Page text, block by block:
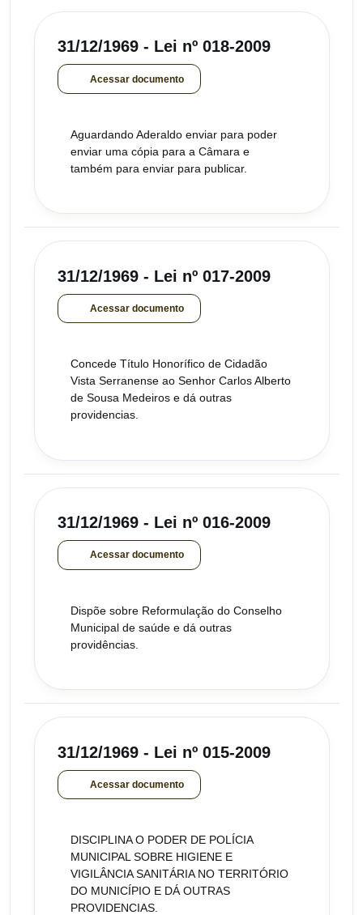
31/12/1969 - Lei nº 018-2009
Acessar documento
Aguardando Aderaldo enviar para poder
enviar uma cópia para a Câmara e
também para enviar para publicar.
31/12/1969 - Lei nº 017-2009
Acessar documento
Concede Título Honorífico de Cidadão
Vista Serranense ao Senhor Carlos Alberto
de Sousa Medeiros e dá outras
providencias.
31/12/1969 - Lei nº 016-2009
Acessar documento
Dispõe sobre Reformulação do Conselho
Municipal de saúde e dá outras
providências.
31/12/1969 - Lei nº 015-2009
Acessar documento
DISCIPLINA O PODER DE POLÍCIA
MUNICIPAL SOBRE HIGIENE E
VIGILÂNCIA SANITÁRIA NO TERRITÓRIO
DO MUNICÍPIO E DÁ OUTRAS
PROVIDENCIAS.